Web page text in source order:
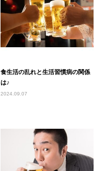
食生活の乱れと生活習慣病の関係
は♪
2024.09.07